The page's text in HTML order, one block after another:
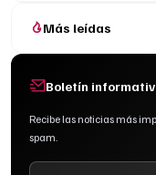
Más leídas
Boletín
Recibe las noticias más
spam.